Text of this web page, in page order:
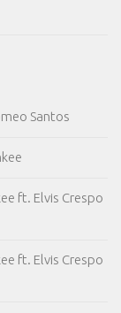
Santos
ft. Elvis Crespo
ft. Elvis Crespo